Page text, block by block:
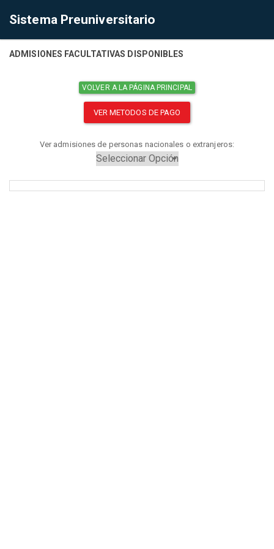
Sistema Preuniversitario
ADMISIONES FACULTATIVAS DISPONIBLES
VOLVER A LA PÁGINA PRINCIPAL
VER METODOS DE PAGO
Ver admisiones de personas nacionales o extranjeros: